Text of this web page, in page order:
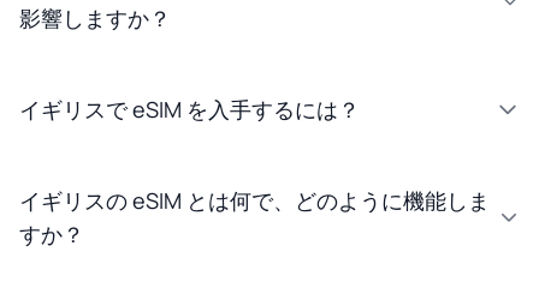
影響しますか？
イギリスで eSIM を入手するには？
イギリスの eSIM とは何で、どのように機能しま
すか？